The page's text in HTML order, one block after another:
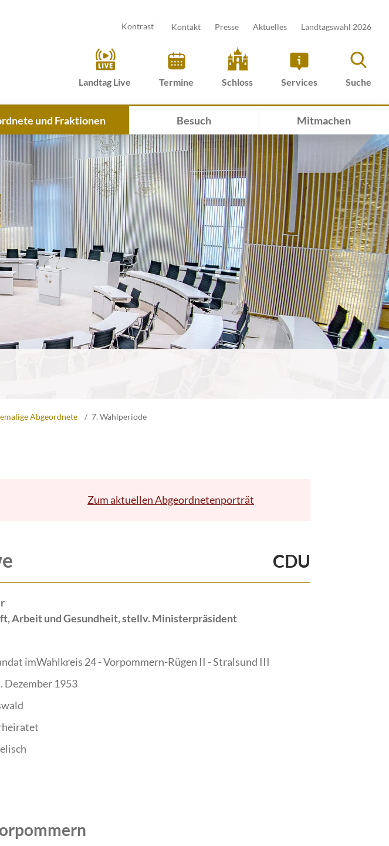
Kontrast Kontakt Presse Aktuelles Landtagswahl 2026
Landtag Live Termine Schloss Services Suche
und Fraktionen Besuch Mitmachen
Abgeordnete 7. Wahlperiode
Zum aktuellen Abgeordnetenporträt
CDU
Arbeit und Gesundheit, stellv. Ministerpräsident
imWahlkreis 24 - Vorpommern-Rügen II - Stralsund III
Dezember 1953